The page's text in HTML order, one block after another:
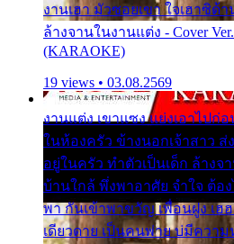
งานเฮา มัวซอยเขา ใจเฮาซิ
ล้างจานในงานแต่ง - Cover
(KARAOKE)
19 views • 03.08.2569
งานแต่ง เขาแซง แย่งเอาไป
ในห้องครัว ข้างนอกเจ้าสาว ส่
อยู่ในครัว ทำตัวเป็นเด็ก ล้างจ
บ้านใกล้ พึ่งพาอาศัย จำใจ ต้อ
พา กันเข้าพาขวัญ เพื่อนฝูง เฮ
เดียวดาย เป็นคนพ่าย บ่มีความ